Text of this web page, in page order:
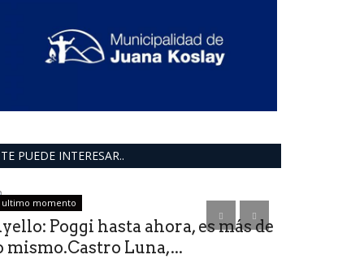
TE PUEDE INTERESAR..
ultimo momento
Poggi hasta ahora, es más de
mismo.Castro Luna,...